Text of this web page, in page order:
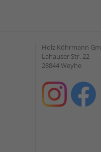
Holz Köhrmann
Lahauser Str. 22
28844 Weyhe